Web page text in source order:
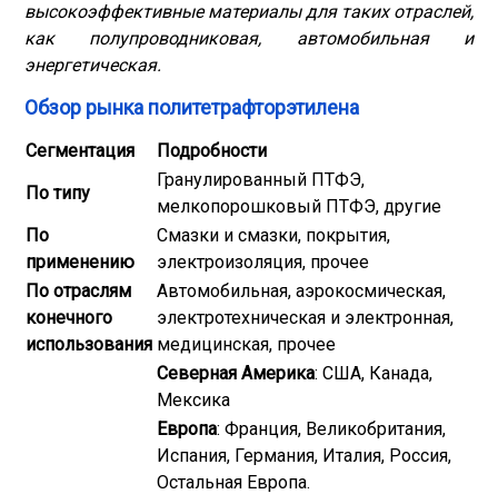
высокоэффективные материалы для таких отраслей,
как полупроводниковая, автомобильная и
энергетическая.
Обзор рынка политетрафторэтилена
Сегментация
Подробности
По типу
Гранулированный ПТФЭ,
мелкопорошковый ПТФЭ, другие
По
применению
Смазки и смазки, покрытия,
электроизоляция, прочее
По отраслям
конечного
использования
Автомобильная, аэрокосмическая,
электротехническая и электронная,
медицинская, прочее
Северная Америка: США, Канада,
Мексика
Европа: Франция, Великобритания,
Испания, Германия, Италия, Россия,
Остальная Европа.